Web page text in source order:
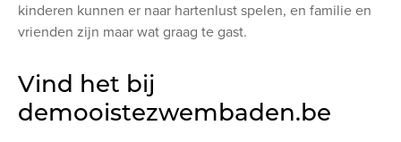
kinderen kunnen er naar hartenlust spelen, en familie en
vrienden zijn maar wat graag te gast.
Vind het bij
demooistezwembaden.be